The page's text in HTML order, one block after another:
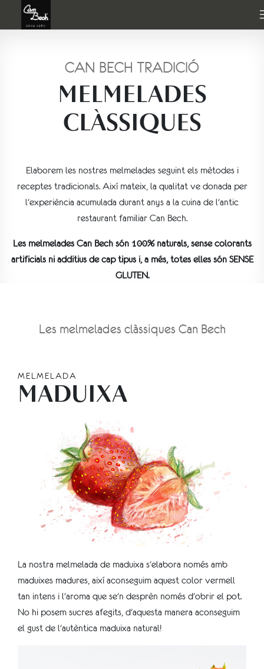
CAN BECH TRADICIÓ
MELMELADES
CLÀSSIQUES
Elaborem les nostres melmelades seguint els mètodes i
receptes tradicionals. Així mateix, la qualitat ve donada per
l'experiència acumulada durant anys a la cuina de l'antic
restaurant familiar Can Bech.
Les melmelades Can Bech són 100% naturals, sense colorants
artificials ni additius de cap tipus i, a més, totes elles són SENSE
GLUTEN.
Les melmelades clàssiques Can Bech
MELMELADA
MADUIXA
La nostra melmelada de maduixa s'elabora només amb
maduixes madures, així aconseguim aquest color vermell
tan intens i l'aroma que se'n desprèn només d'obrir el pot.
No hi posem sucres afegits, d'aquesta manera aconseguim
el gust de l'autèntica maduixa natural!